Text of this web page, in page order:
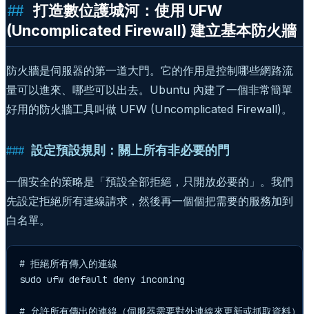
打造數位護城河：使用 UFW
(Uncomplicated Firewall) 建立基本防火牆
防火牆是伺服器的第一道大門。它的作用是控制哪些網路流
量可以進來、哪些可以出去。Ubuntu 內建了一個非常簡單
好用的防火牆工具叫做 UFW (Uncomplicated Firewall)。
設定預設規則：關上所有非必要的門
一個安全的策略是「預設全部拒絕，只開放必要的」。我們
先設定拒絕所有連線請求，然後再一個個把需要的服務加到
白名單。
# 拒絕所有傳入的連線
sudo ufw default deny incoming